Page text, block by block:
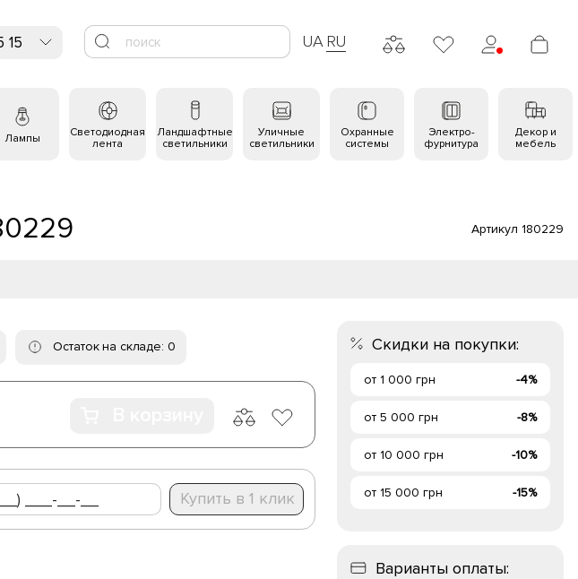
15 UA RU
Лампы
Светодиодная
лента
Ландшафтные
светильники
Уличные
светильники
Охранные
системы
Электро-
фурнитура
Декор и
мебель
Артикул 180229
Остаток на складе: 0
Купить в 1 клик
Скидки на покупки:
от 1 000 грн -4%
от 5 000 грн -8%
от 10 000 грн -10%
от 15 000 грн -15%
Варианты оплаты: